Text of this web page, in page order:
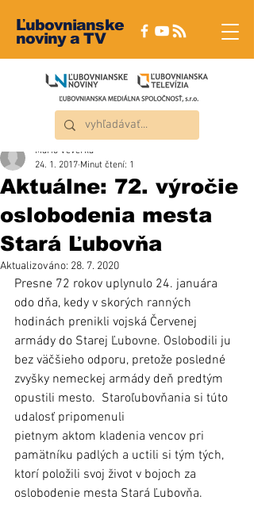
Ľubovnianske
noviny a TV
Aktuálne: 72. výročie
oslobodenia mesta
Stará Ľubovňa
Mário Veverka
24. 1. 2017 Minut čtení: 1
Aktualizováno: 28. 7. 2020
Presne 72 rokov uplynulo 24. januára
odo dňa, kedy v skorých ranných
hodinách prenikli vojská Červenej
armády do Starej Ľubovne. Oslobodili ju
bez väčšieho odporu, pretože posledné
zvyšky nemeckej armády deň predtým
opustili mesto.  Staroľubovňania si túto
udalosť pripomenuli
pietnym aktom kladenia vencov pri
pamätníku padlých a uctili si tým tých,
ktorí položili svoj život v bojoch za
oslobodenie mesta Stará Ľubovňa.